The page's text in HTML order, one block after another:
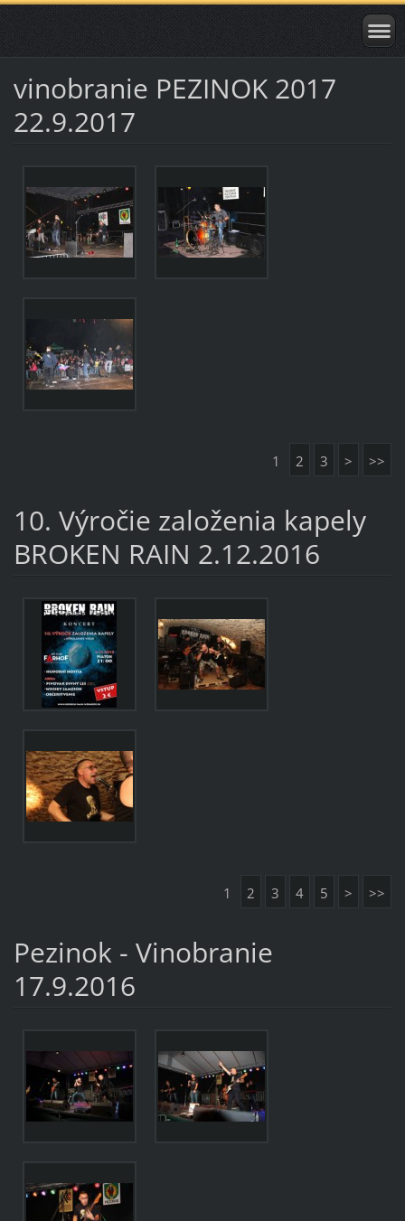
vinobranie PEZINOK 2017
22.9.2017
1 2 3 > >>
10. Výročie založenia kapely
BROKEN RAIN 2.12.2016
1 2 3 4 5 > >>
Pezinok - Vinobranie
17.9.2016